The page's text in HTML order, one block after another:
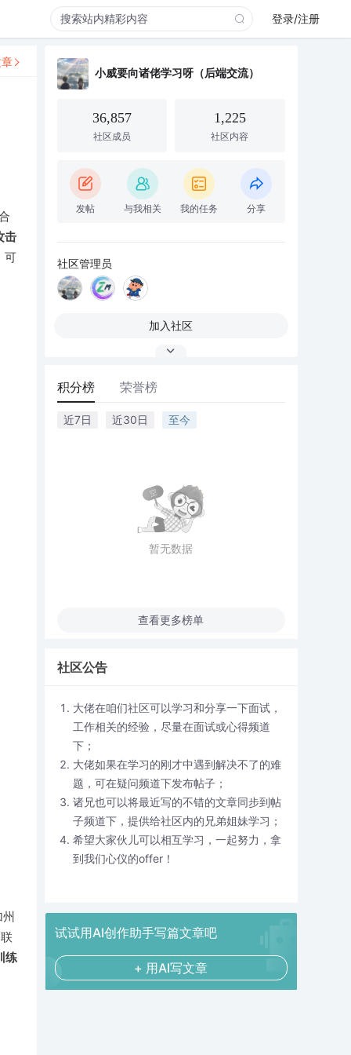
登录/注册
击
可
练
小威要向诸佬学习呀（后端交流）
36,857
社区成员
1,225
社区内容
发帖 与我相关 我的任务 分享
社区管理员
加入社区
积分榜 荣誉榜
近7日 近30日 至今
暂无数据
查看更多榜单
社区公告
大佬在咱们社区可以学习和分享一下面试，
工作相关的经验，尽量在面试或心得频道
下；
大佬如果在学习的刚才中遇到解决不了的难
题，可在疑问频道下发布帖子；
诸兄也可以将最近写的不错的文章同步到帖
子频道下，提供给社区内的兄弟姐妹学习；
希望大家伙儿可以相互学习，一起努力，拿
到我们心仪的offer！
试试用AI创作助手写篇文章吧
+ 用AI写文章